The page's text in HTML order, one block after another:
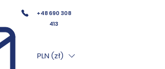
PLN (zł)
+48 690 308
413